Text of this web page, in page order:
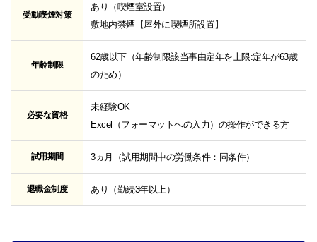
受動喫煙対策
あり（喫煙室設置）
敷地内禁煙【屋外に喫煙所設置】
年齢制限
62歳以下（年齢制限該当事由定年を上限:定年が63歳
のため）
必要な資格
未経験OK
Excel（フォーマットへの入力）の操作ができる方
試用期間 3ヵ月（試用期間中の労働条件：同条件）
退職金制度 あり（勤続3年以上）